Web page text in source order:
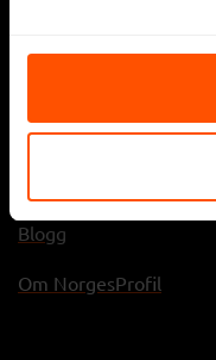
NorgesProfil AS
Blogg
Om NorgesProfil